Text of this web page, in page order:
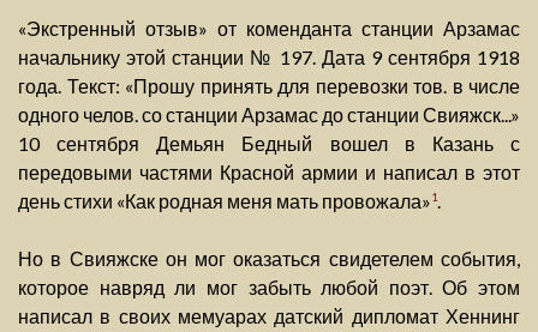
«Экстренный отзыв» от коменданта станции Арзамас
начальнику этой станции № 197. Дата 9 сентября 1918
года. Текст: «Прошу принять для перевозки тов. в числе
одного челов. со станции Арзамас до станции Свияжск...»
10 сентября Демьян Бедный вошел в Казань с
передовыми частями Красной армии и написал в этот
день стихи «Как родная меня мать провожала»1.
Но в Свияжске он мог оказаться свидетелем события,
которое навряд ли мог забыть любой поэт. Об этом
написал в своих мемуарах датский дипломат Хеннинг